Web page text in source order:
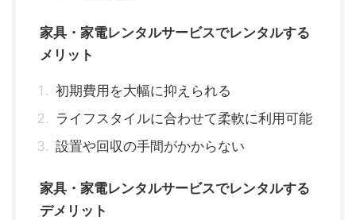
家具・家電レンタルサービスでレンタルする
メリット
初期費用を大幅に抑えられる
ライフスタイルに合わせて柔軟に利用可能
設置や回収の手間がかからない
家具・家電レンタルサービスでレンタルする
デメリット